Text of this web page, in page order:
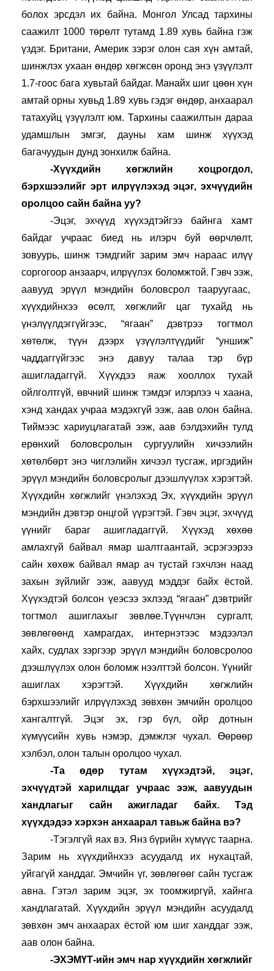
болох эрсдэл их байна. Монгол Улсад тархины
саажилт 1000 төрөлт тутамд 1.89 хувь байна гэж
үздэг. Британи, Америк зэрэг олон сая хүн амтай,
шинжлэх ухаан өндөр хөгжсөн оронд энэ үзүүлэлт
1.7-гоос бага хувьтай байдаг. Манайх шиг цөөн хүн
амтай орны хувьд 1.89 хувь гэдэг өндөр, анхаарал
татахуйц үзүүлэлт юм. Тархины саажилтын дараа
удамшлын эмгэг, дауны хам шинж хүүхэд
багачуудын дунд зонхилж байна.
-Хүүхдийн хөгжлийн хоцрогдол,
бэрхшээлийг эрт илрүүлэхэд эцэг, эхчүүдийн
оролцоо сайн байна уу?
-Эцэг, эхчүүд хүүхэдтэйгээ байнга хамт
байдаг учраас биед нь илэрч буй өөрчлөлт,
зовуурь, шинж тэмдгийг зарим эмч нараас илүү
соргогоор анзаарч, илрүүлэх боломжтой. Гэвч ээж,
аавууд эрүүл мэндийн боловсрол тааруугаас,
хүүхдийнхээ өсөлт, хөгжлийг цаг тухайд нь
үнэлүүлдэггүйгээс, “ягаан” дэвтрээ тогтмол
хөтөлж, түүн дээрх үзүүлэлтүүдийг “уншиж”
чаддаггүйгээс энэ давуу талаа тэр бүр
ашигладаггүй. Хүүхдээ яаж хооллох тухай
ойлголтгүй, өвчний шинж тэмдэг илэрлээ ч хаана,
хэнд хандах учраа мэдэхгүй ээж, аав олон байна.
Тиймээс хариуцлагатай ээж, аав бэлдэхийн тулд
ерөнхий боловсролын сургуулийн хичээлийн
хөтөлбөрт энэ чиглэлийн хичээл тусгаж, иргэдийн
эрүүл мэндийн боловсролыг дээшлүүлэх хэрэгтэй.
Хүүхдийн хөгжлийг үнэлэхэд Эх, хүүхдийн эрүүл
мэндийн дэвтэр онцгой үүрэгтэй. Гэвч эцэг, эхчүүд
үүнийг бараг ашигладаггүй. Хүүхэд хөхөө
амлахгүй байвал ямар шалтгаантай, эсрэгээрээ
сайн хөхөж байвал ямар ач тустай гэхчлэн наад
захын зүйлийг ээж, аавууд мэддэг байх ёстой.
Хүүхэдтэй болсон үеэсээ эхлээд “ягаан” дэвтрийг
тогтмол ашиглахыг зөвлөе.Түүнчлэн сургалт,
зөвлөгөөнд хамрагдах, интернэтээс мэдээлэл
хайх, судлах зэргээр эрүүл мэндийн боловсролоо
дээшлүүлэх олон боломж нээлттэй болсон. Үүнийг
ашиглах хэрэгтэй. Хүүхдийн хөгжлийн
бэрхшээлийг илрүүлэхэд зөвхөн эмчийн оролцоо
хангалтгүй. Эцэг эх, гэр бүл, ойр дотнын
хүмүүсийн хувь нэмэр, дэмжлэг чухал. Өөрөөр
хэлбэл, олон талын оролцоо чухал.
-Та өдөр тутам хүүхэдтэй, эцэг,
эхчүүдтэй харилцдаг учраас ээж, аавуудын
хандлагыг сайн ажигладаг байх. Тэд
хүүхдэдээ хэрхэн анхаарал тавьж байна вэ?
-Тэгэлгүй яах вэ. Янз бүрийн хүмүүс таарна.
Зарим нь хүүхдийнхээ асуудалд их нухацтай,
уйгагүй ханддаг. Эмчийн үг, зөвлөгөөг сайн тусгаж
авна. Гэтэл зарим эцэг, эх тоомжиргүй, хайнга
хандлагатай. Хүүхдийн эрүүл мэндийн асуудалд
зөвхөн эмч анхаарах ёстой юм шиг ханддаг ээж,
аав олон байна.
-ЭХЭМҮТ-ийн эмч нар хүүхдийн хөгжлийг